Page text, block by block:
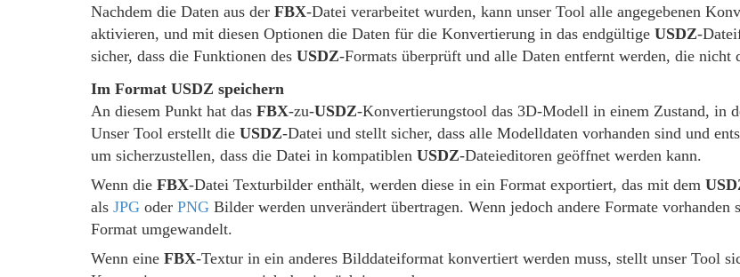
Nachdem die Daten aus der FBX-Datei verarbeitet wurden, kann unser Tool alle angegebenen
aktivieren, und mit diesen Optionen die Daten für die Konvertierung in das endgültige USDZ-
sicher, dass die Funktionen des USDZ-Formats überprüft und alle Daten entfernt werden, die nicht
Im Format USDZ speichern
An diesem Punkt hat das FBX-zu-USDZ-Konvertierungstool das 3D-Modell in einem Zustand, in
Unser Tool erstellt die USDZ-Datei und stellt sicher, dass alle Modelldaten vorhanden sind und
um sicherzustellen, dass die Datei in kompatiblen USDZ-Dateieditoren geöffnet werden kann.
Wenn die FBX-Datei Texturbilder enthält, werden diese in ein Format exportiert, das mit dem
als JPG oder PNG Bilder werden unverändert übertragen. Wenn jedoch andere Formate vorhanden
Format umgewandelt.
Wenn eine FBX-Textur in ein anderes Bilddateiformat konvertiert werden muss, stellt unser Tool